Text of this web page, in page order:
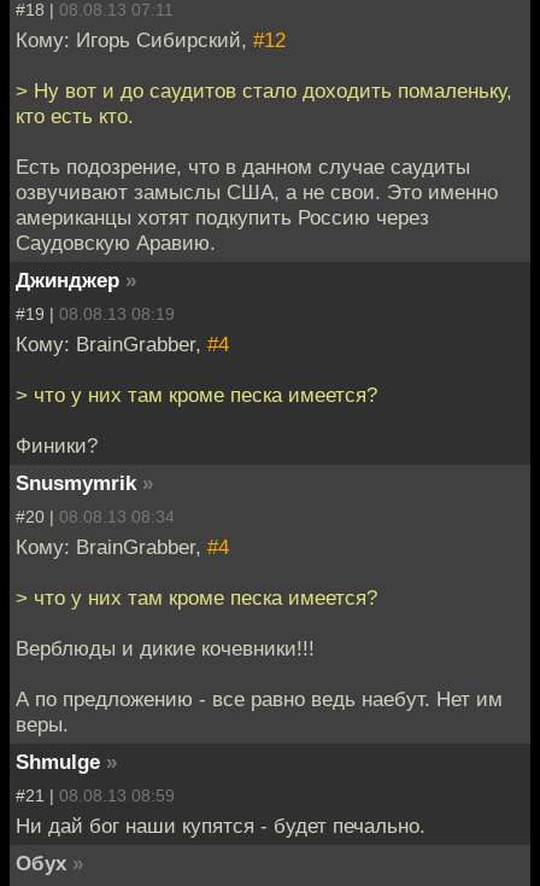
#18 | 08.08.13 07:11
Кому: Игорь Сибирский, #12
> Ну вот и до саудитов стало доходить помаленьку,
кто есть кто.
Есть подозрение, что в данном случае саудиты
озвучивают замыслы США, а не свои. Это именно
американцы хотят подкупить Россию через
Саудовскую Аравию.
Джинджер »
#19 | 08.08.13 08:19
Кому: BrainGrabber, #4
> что у них там кроме песка имеется?
Финики?
Snusmymrik »
#20 | 08.08.13 08:34
Кому: BrainGrabber, #4
> что у них там кроме песка имеется?
Верблюды и дикие кочевники!!!
А по предложению - все равно ведь наебут. Нет им
веры.
Shmulge »
#21 | 08.08.13 08:59
Ни дай бог наши купятся - будет печально.
Обух »